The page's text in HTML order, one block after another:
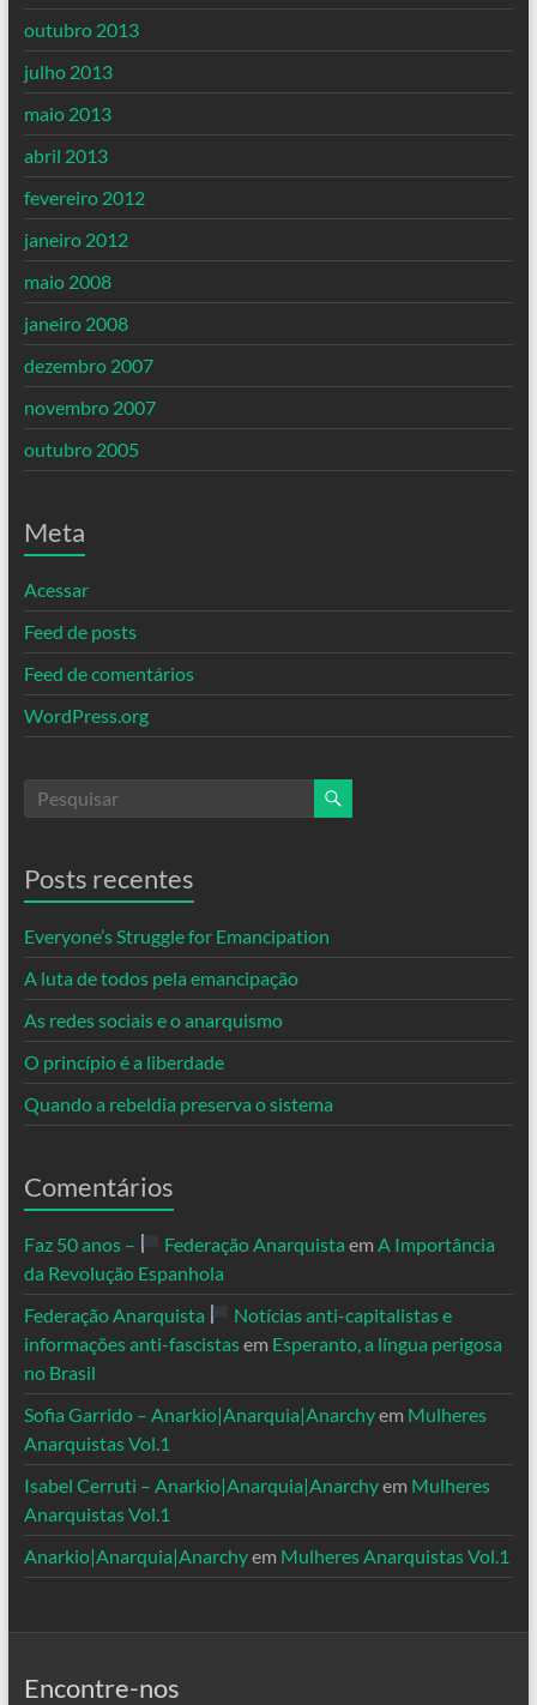
outubro 2013
julho 2013
maio 2013
abril 2013
fevereiro 2012
janeiro 2012
maio 2008
janeiro 2008
dezembro 2007
novembro 2007
outubro 2005
Meta
Acessar
Feed de posts
Feed de comentários
WordPress.org
Posts recentes
Everyone’s Struggle for Emancipation
A luta de todos pela emancipação
As redes sociais e o anarquismo
O princípio é a liberdade
Quando a rebeldia preserva o sistema
Comentários
Faz 50 anos – Federação Anarquista em A Importância
da Revolução Espanhola
Federação Anarquista
Notícias anti-capitalistas e
informações anti-fascistasem Esperanto, a língua perigosa
no Brasil
Sofia Garrido – Anarkio|Anarquia|Anarchyem Mulheres
Anarquistas Vol.1
Isabel Cerruti – Anarkio|Anarquia|Anarchyem Mulheres
Anarquistas Vol.1
Anarkio|Anarquia|Anarchyem Mulheres Anarquistas Vol.1
Encontre-nos